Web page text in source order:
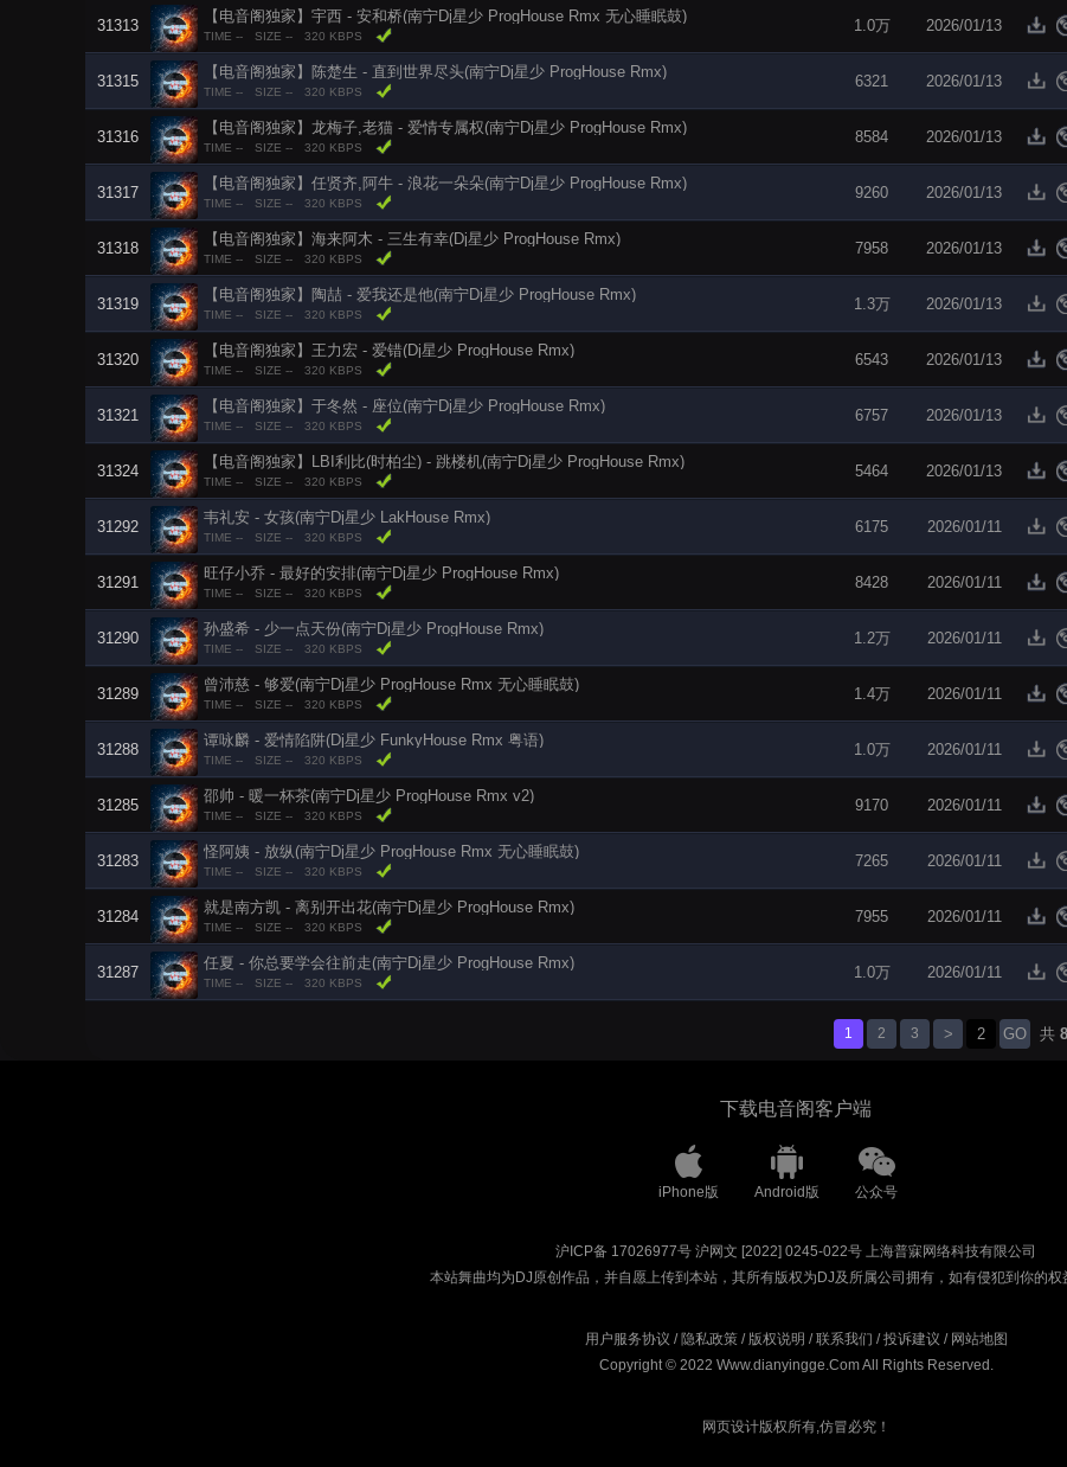
31313
【电音阁独家】宇西 - 安和桥(南宁Dj星少 ProgHouse Rmx 无心睡眠鼓)
TIME -- SIZE -- 320 KBPS
1.0万 2026/01/13
31315
【电音阁独家】陈楚生 - 直到世界尽头(南宁Dj星少 ProgHouse Rmx)
TIME -- SIZE -- 320 KBPS
6321 2026/01/13
31316
【电音阁独家】龙梅子,老猫 - 爱情专属权(南宁Dj星少 ProgHouse Rmx)
TIME -- SIZE -- 320 KBPS
8584 2026/01/13
31317
【电音阁独家】任贤齐,阿牛 - 浪花一朵朵(南宁Dj星少 ProgHouse Rmx)
TIME -- SIZE -- 320 KBPS
9260 2026/01/13
31318
【电音阁独家】海来阿木 - 三生有幸(Dj星少 ProgHouse Rmx)
TIME -- SIZE -- 320 KBPS
7958 2026/01/13
31319
【电音阁独家】陶喆 - 爱我还是他(南宁Dj星少 ProgHouse Rmx)
TIME -- SIZE -- 320 KBPS
1.3万 2026/01/13
31320
【电音阁独家】王力宏 - 爱错(Dj星少 ProgHouse Rmx)
TIME -- SIZE -- 320 KBPS
6543 2026/01/13
31321
【电音阁独家】于冬然 - 座位(南宁Dj星少 ProgHouse Rmx)
TIME -- SIZE -- 320 KBPS
6757 2026/01/13
31324
【电音阁独家】LBI利比(时柏尘) - 跳楼机(南宁Dj星少 ProgHouse Rmx)
TIME -- SIZE -- 320 KBPS
5464 2026/01/13
31292
韦礼安 - 女孩(南宁Dj星少 LakHouse Rmx)
TIME -- SIZE -- 320 KBPS
6175 2026/01/11
31291
旺仔小乔 - 最好的安排(南宁Dj星少 ProgHouse Rmx)
TIME -- SIZE -- 320 KBPS
8428 2026/01/11
31290
孙盛希 - 少一点天份(南宁Dj星少 ProgHouse Rmx)
TIME -- SIZE -- 320 KBPS
1.2万 2026/01/11
31289
曾沛慈 - 够爱(南宁Dj星少 ProgHouse Rmx 无心睡眠鼓)
TIME -- SIZE -- 320 KBPS
1.4万 2026/01/11
31288
谭咏麟 - 爱情陷阱(Dj星少 FunkyHouse Rmx 粤语)
TIME -- SIZE -- 320 KBPS
1.0万 2026/01/11
31285
邵帅 - 暖一杯茶(南宁Dj星少 ProgHouse Rmx v2)
TIME -- SIZE -- 320 KBPS
9170 2026/01/11
31283
怪阿姨 - 放纵(南宁Dj星少 ProgHouse Rmx 无心睡眠鼓)
TIME -- SIZE -- 320 KBPS
7265 2026/01/11
31284
就是南方凯 - 离别开出花(南宁Dj星少 ProgHouse Rmx)
TIME -- SIZE -- 320 KBPS
7955 2026/01/11
31287
任夏 - 你总要学会往前走(南宁Dj星少 ProgHouse Rmx)
TIME -- SIZE -- 320 KBPS
1.0万 2026/01/11
1 2 3 > GO 共
下载电音阁客户端
iPhone版 Android版 公众号
沪ICP备 17026977号 沪网文 [2022] 0245-022号 上海普寐网络科技有限公司
本站舞曲均为DJ原创作品，并自愿上传到本站，其所有版权为DJ及所属公司拥有，如有侵犯到你的权
用户服务协议 / 隐私政策/ 版权说明 /联系我们 /投诉建议 / 网站地图
Copyright © 2022 Www.dianyingge.Com All Rights Reserved.
网页设计版权所有,仿冒必究！